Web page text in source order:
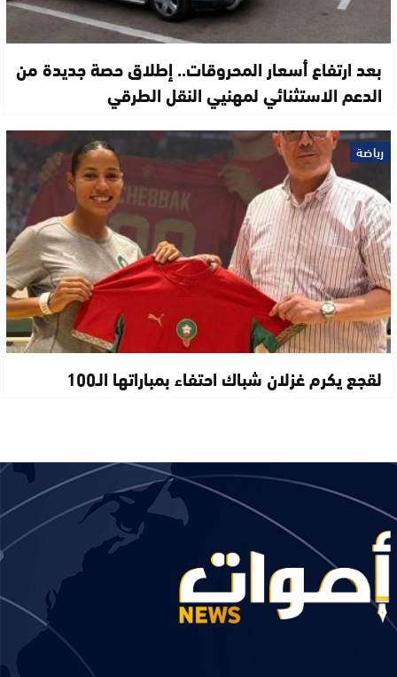
بعد ارتفاع أسعار المحروقات.. إطلاق حصة جديدة من
الدعم الاستثنائي لمهنيي النقل الطرقي
رياضة
لقجع يكرم غزلان شباك احتفاء بمباراتها الـ100